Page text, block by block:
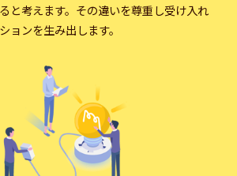
と考えます。その違いを尊重し受け入れ
ョンを生み出します。